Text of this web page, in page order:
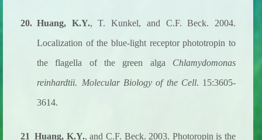
20. Huang, K.Y., T. Kunkel, and C.F. Beck. 2004.
Localization of the blue-light receptor phototropin to
the flagella of the green alga Chlamydomonas
reinhardtii. Molecular Biology of the Cell. 15:3605-
3614.
21 Huang, K.Y., and C.F. Beck. 2003. Photoropin is the